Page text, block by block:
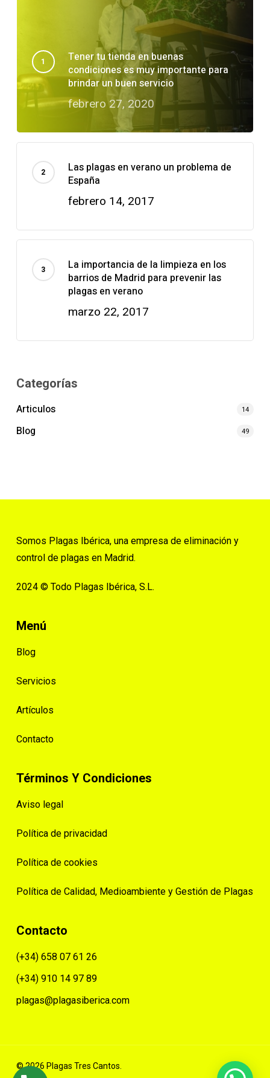
Tener tu tienda en buenas
condiciones es muy importante para
brindar un buen servicio
febrero 27, 2020
Las plagas en verano un problema de
España
febrero 14, 2017
La importancia de la limpieza en los
barrios de Madrid para prevenir las
plagas en verano
marzo 22, 2017
Categorías
Articulos
14
Blog 49
Somos Plagas Ibérica, una empresa de eliminación y
control de plagas en Madrid.
2024 © Todo Plagas Ibérica, S.L.
Menú
Blog
Servicios
Artículos
Contacto
Términos Y Condiciones
Aviso legal
Política de privacidad
Política de cookies
Política de Calidad, Medioambiente y Gestión de Plagas
Contacto
(+34) 658 07 61 26
(+34) 910 14 97 89
plagas@plagasiberica.com
© 2026 Plagas Tres Cantos.